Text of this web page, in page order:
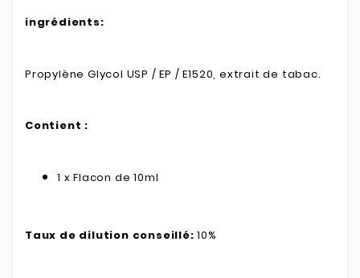
ingrédients:
Propylène Glycol USP / EP / E1520, extrait de tabac.
Contient :
1 x Flacon de 10ml
Taux de dilution conseillé: 10%